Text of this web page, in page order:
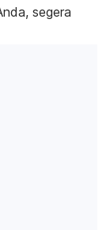
segera